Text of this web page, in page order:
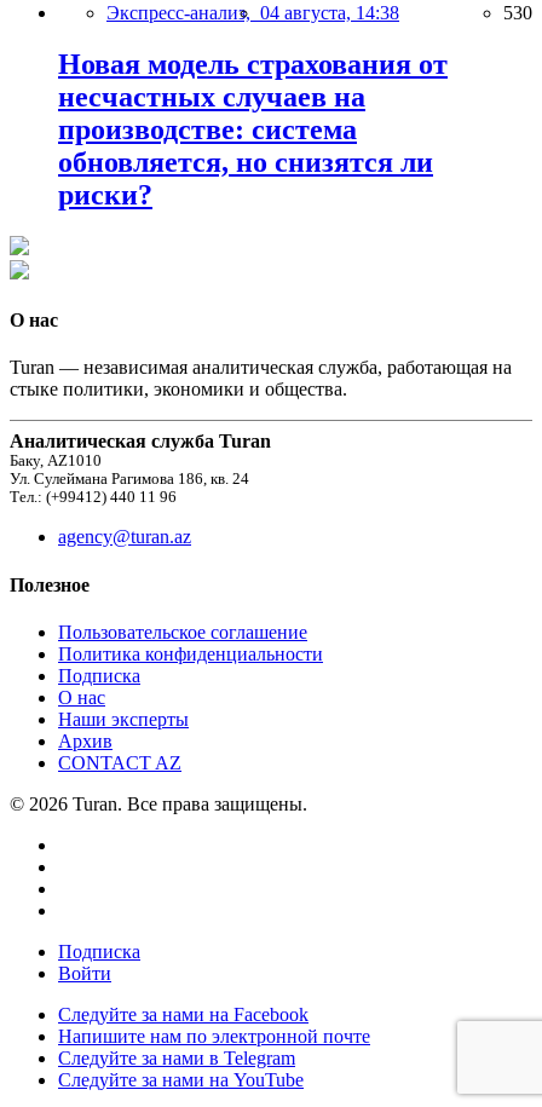
Экспресс-анализ, 04 августа, 14:38 530
Новая модель страхования от
несчастных случаев на
производстве: система
обновляется, но снизятся ли
риски?
О нас
Turan — независимая аналитическая служба, работающая на
стыке политики, экономики и общества.
Аналитическая служба Turan
Баку, AZ1010
Ул. Сулеймана Рагимова 186, кв. 24
Тел.: (+99412) 440 11 96
agency@turan.az
Полезное
Пользовательское соглашение
Политика конфиденциальности
Подписка
О нас
Наши эксперты
Архив
CONTACT AZ
© 2026 Turan. Все права защищены.
Подписка
Войти
Следуйте за нами на Facebook
Напишите нам по электронной почте
Следуйте за нами в Telegram
Следуйте за нами на YouTube